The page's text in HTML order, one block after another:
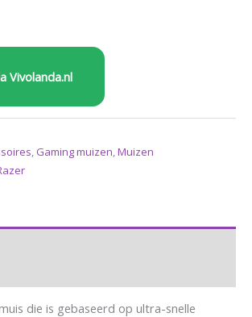
Vivolanda.nl
, Gaming muizen,Muizen
die is gebaseerd op ultra-snelle